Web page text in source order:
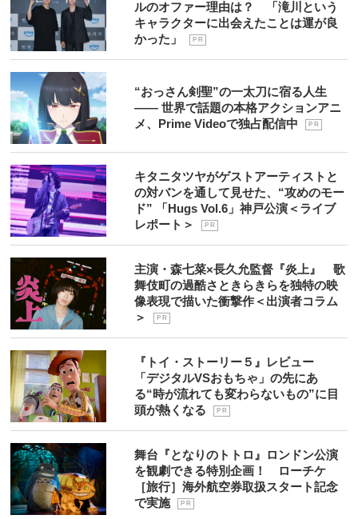
ルのオファー理由は？ 「滝川という
キャラクターに出会えたことは運が良
かった」
P R
“おっさん剣聖”の一太刀に宿る人生
―― 世界で話題の本格アクションアニ
メ、Prime Videoで独占配信中
P R
キタニタツヤがゲストアーティストと
の対バンを通して見せた、“攻めのモー
ド” 「Hugs Vol.6」神戸公演＜ライブ
レポート＞
P R
主演・森七菜×長久允監督『炎上』 歌
舞伎町の過酷さときらきらを独特の映
像表現で描いた衝撃作＜出演者コラム
＞
P R
『トイ・ストーリー５』レビュー
「デジタルVSおもちゃ」の先にあ
る“時が流れても変わらないもの”に目
頭が熱くなる
P R
舞台『となりのトトロ』ロンドン公演
を観劇できる特別企画！ ローチケ
［旅行］海外航空券取扱スタート記念
で実施
P R